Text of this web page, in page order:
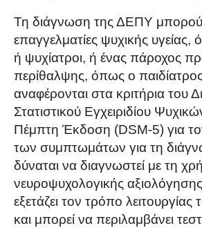
Τη διάγνωση της ΔΕΠΥ
επαγγελματίες ψυχικής
ή ψυχίατροι, ή ένας πάροχος
περίθαλψης, όπως ο
αναφέρονται στα κριτήρια του
Στατιστικού Εγχειριδίου
Πέμπτη Έκδοση (DSM-5) για
των συμπτωμάτων για τη
δύναται να διαγνωστεί με τη
νευροψυχολογικής
εξετάζει τον τρόπο
και μπορεί να περιλαμβάνει